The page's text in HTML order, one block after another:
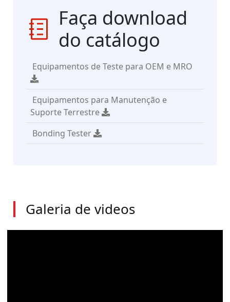
Faça download
do catálogo
Equipamentos de Teste para OEM e MRO
Equipamentos para Manutenção e
Suporte Terrestre
Bonding Tester
Galeria de videos